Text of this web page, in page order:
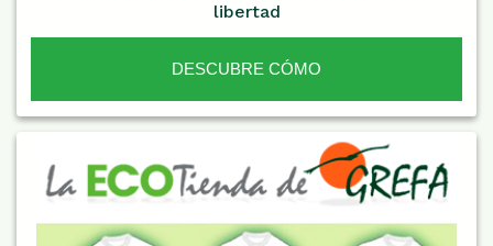
libertad
DESCUBRE CÓMO